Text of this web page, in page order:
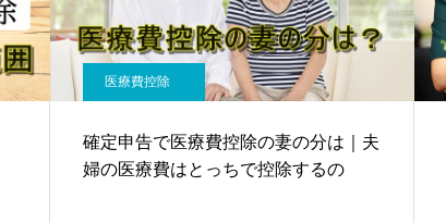
医療費控除
確定申告で医療費控除の妻の分は｜夫
婦の医療費はとっちで控除するの